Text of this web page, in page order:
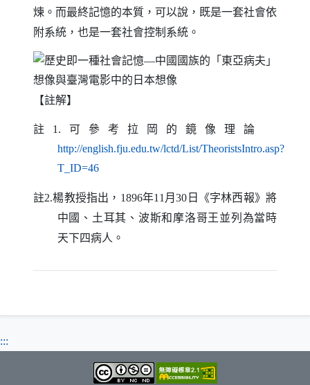
煉。而最終記憶的本質，可以說，既是一套社會依
附系統，也是一套社會控制系統。
【註解】
註
1 . 可參考拉岡的鏡像理論（另開新視
http://english.fju.edu.tw/lctd/List/TheoristsIntro.asp?
T_ID=46
（另開新視窗）
註2.楊教授指出， 1896年11 月30日 《字林西報》將
中國、土耳其、波斯和摩洛哥王並列為當時
天下四病人。
:::